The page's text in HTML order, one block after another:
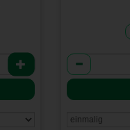
Anzahl